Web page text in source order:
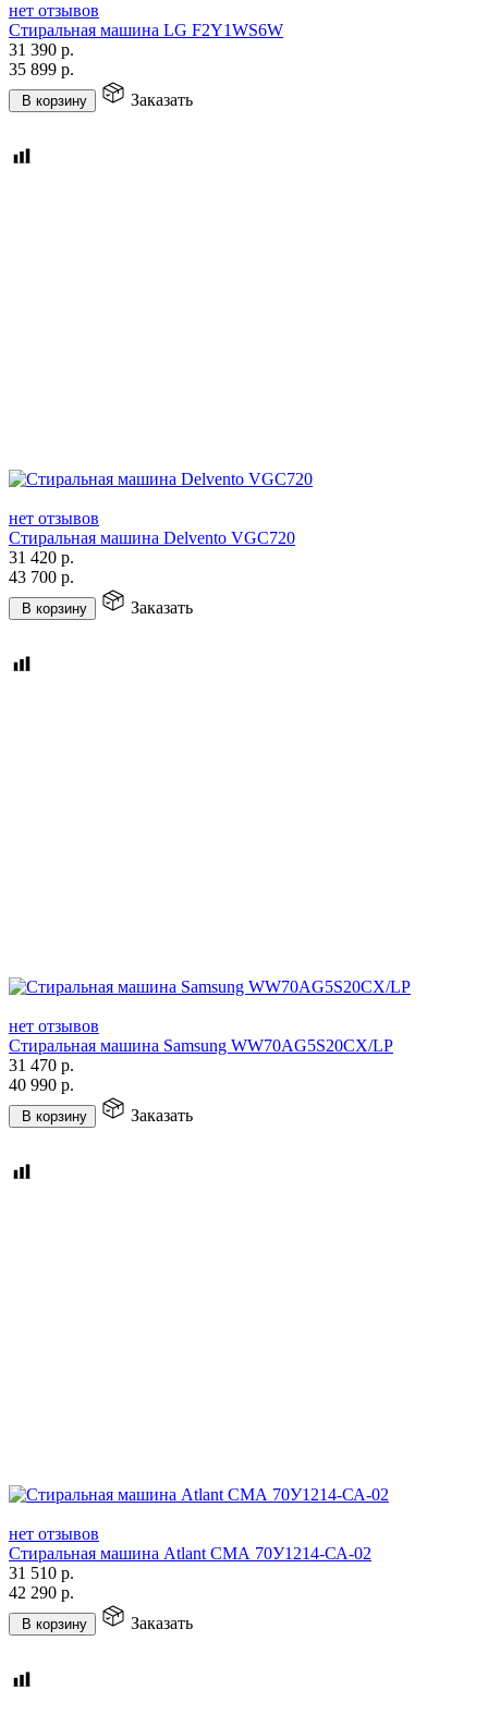
нет отзывов
Стиральная машина LG F2Y1WS6W
31 390 р.
35 899 р.
В корзину Заказать
нет отзывов
Стиральная машина Delvento VGC720
31 420 р.
43 700 р.
В корзину Заказать
нет отзывов
Стиральная машина Samsung WW70AG5S20CX/LP
31 470 р.
40 990 р.
В корзину Заказать
нет отзывов
Стиральная машина Atlant СМА 70У1214-СА-02
31 510 р.
42 290 р.
В корзину Заказать